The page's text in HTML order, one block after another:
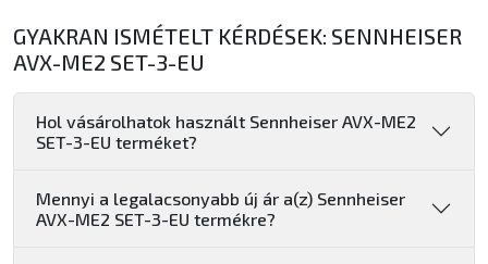
GYAKRAN ISMÉTELT KÉRDÉSEK: SENNHEISER
AVX-ME2 SET-3-EU
Hol vásárolhatok használt Sennheiser AVX-ME2
SET-3-EU terméket?
Mennyi a legalacsonyabb új ár a(z) Sennheiser
AVX-ME2 SET-3-EU termékre?